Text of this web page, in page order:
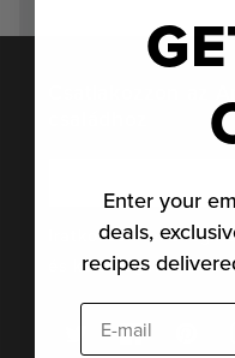
Iratkozzon fel a
és különleges
TwitterFacebook
Enter your
deals,
recipes
E-mail